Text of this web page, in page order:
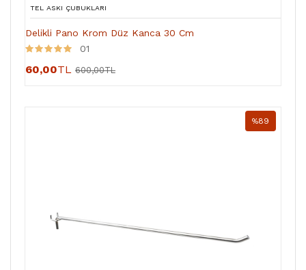
TEL ASKI ÇUBUKLARI
Delikli Pano Krom Düz Kanca 30 Cm
01
60,00TL 600,00TL
%89